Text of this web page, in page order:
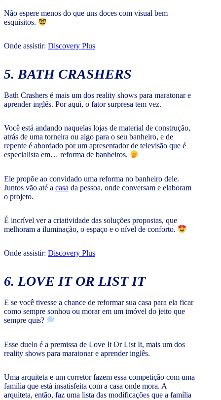
Não espere menos do que uns doces com visual bem
esquisitos.
Onde assistir: Discovery Plus
5. BATH CRASHERS
Bath Crashers é mais um dos reality shows para maratonar e
aprender inglês. Por aqui, o fator surpresa tem vez.
Você está andando naquelas lojas de material de construção,
atrás de uma torneira ou algo para o seu banheiro, e de
repente é abordado por um apresentador de televisão que é
especialista em… reforma de banheiros.
Ele propõe ao convidado uma reforma no banheiro dele.
Juntos vão até a casa da pessoa, onde conversam e elaboram
o projeto.
É incrível ver a criatividade das soluções propostas, que
melhoram a iluminação, o espaço e o nível de conforto.
Onde assistir: Discovery Plus
6. LOVE IT OR LIST IT
E se você tivesse a chance de reformar sua casa para ela ficar
como sempre sonhou ou morar em um imóvel do jeito que
sempre quis?
Esse duelo é a premissa de Love It Or List It, mais um dos
reality shows para maratonar e aprender inglês.
Uma arquiteta e um corretor fazem essa competição com uma
família que está insatisfeita com a casa onde mora. A
arquiteta, então, faz uma lista das modificações que a família